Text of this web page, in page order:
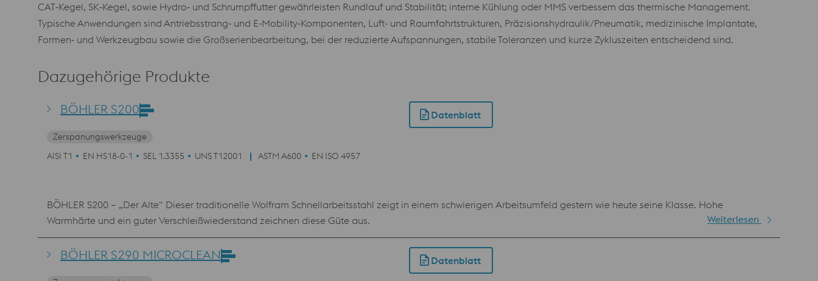
CAT‑Kegel, SK‑Kegel, sowie Hydro‑ und Schrumpffutter gewährleisten Rundlauf und Stabilität; interne Kühlung oder MMS verbessern das thermische Management.
Typische Anwendungen sind Antriebsstrang‑ und E‑Mobility‑Komponenten, Luft‑ und Raumfahrtstrukturen, Präzisionshydraulik/Pneumatik, medizinische Implantate,
Formen‑ und Werkzeugbau sowie die Großserienbearbeitung, bei der reduzierte Aufspannungen, stabile Toleranzen und kurze Zykluszeiten entscheidend sind.
Dazugehörige Produkte
BÖHLER S200 Datenblatt
Zerspanungswerkzeuge
AISI T1
EN HS18-0-1 SEL 1.3355 UNS T12001 ASTM A600 EN ISO 4957
BÖHLER S200 – „Der Alte“ Dieser traditionelle Wolfram Schnellarbeitsstahl zeigt in einem schwierigen Arbeitsumfeld gestern wie heute seine Klasse. Hohe
Warmhärte und ein guter Verschleißwiederstand zeichnen diese Güte aus.
Weiterlesen
BÖHLER S290 MICROCLEAN Datenblatt